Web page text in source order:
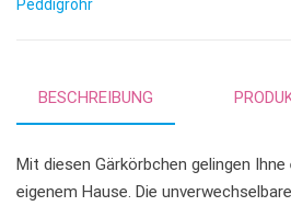
Peddigrohr
BESCHREIBUNG
Mit diesen Gärkörbchen gelingen
eigenem Hause. Die